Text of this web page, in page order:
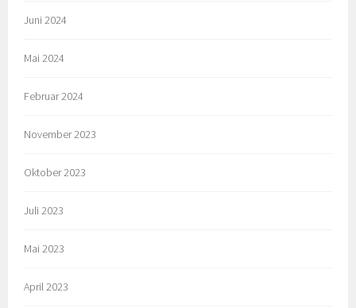
Juni 2024
Mai 2024
Februar 2024
November 2023
Oktober 2023
Juli 2023
Mai 2023
April 2023